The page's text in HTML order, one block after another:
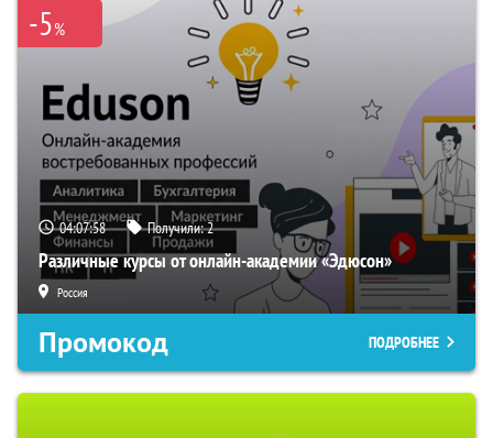
-5%
04:07:57 Получили:2
Различные курсы от онлайн-академии «Эдюсон»
Россия
Промокод ПОДРОБНЕЕ